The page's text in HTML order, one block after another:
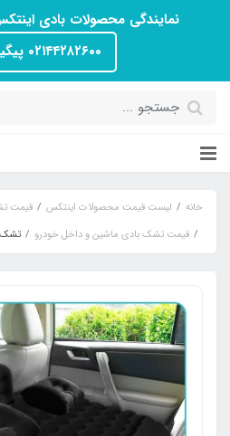
نمایندگی محصولات بادی
۰۲۱۴۴۲۸۲۶۰۰ پیگیری سفارش
خانه لیست قیمت محصولات اینتکس
قیمت
قیمت تشک بادی ماشین و داخل خودرو
تشک